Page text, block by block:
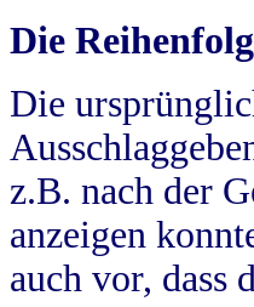
Die
Die
z.B. nach der
anzeigen
auch vor, dass